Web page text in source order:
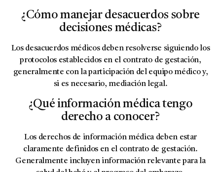
¿Cómo manejar desacuerdos sobre
decisiones médicas?
Los desacuerdos médicos deben resolverse siguiendo los
protocolos establecidos en el contrato de gestación,
generalmente con la participación del equipo médico y,
si es necesario, mediación legal.
¿Qué información médica tengo
derecho a conocer?
Los derechos de información médica deben estar
claramente definidos en el contrato de gestación.
Generalmente incluyen información relevante para la